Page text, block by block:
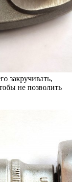
закручивать,
не позволить